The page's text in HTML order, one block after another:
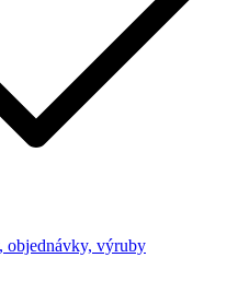
objednávky, výruby